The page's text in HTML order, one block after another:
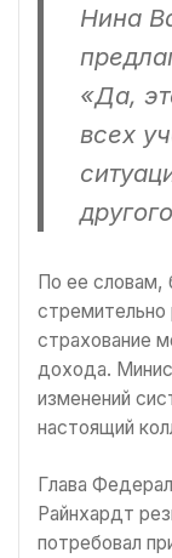
Нина
«Да,
всех
По ее
стремительно
страхование
дохода.
изменений
настоящий
Глава
Райнхардт
потребовал